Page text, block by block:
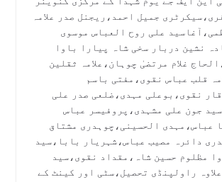
جمیل احمد،ریجنل صدر علامہ
علی روح العباس موسوی
نشین دربار سخی شاہ پیارا باوا
غلام مرتضیٰ چوہان،علامہ ثقلین
قلب عباس نقوی،مفتی باسم
نقوی،بوعلی مہدی،ضلعی صدر علی
جون علی مشہدی،پروفیسر عباس
عباس،مہدی الحسینی،چوہدری مشتاق
دائرہ مصیب عباس،شہریار بابا،سید
مظلوم حسین شاہ،مقداد نقوی،سید
راولپنڈی تحصیل،سٹی اور کینٹ کے